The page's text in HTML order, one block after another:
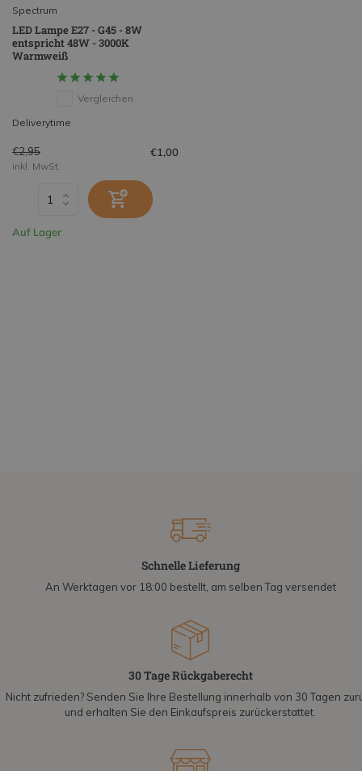
Spectrum
LED Lampe E27 - G45 - 8W
entspricht 48W - 3000K
Warmweiß
Vergleichen
Deliverytime
€2,95 €1,00
inkl. MwSt.
Auf Lager
Schnelle Lieferung
An Werktagen vor 18:00 bestellt, am selben Tag versendet
30 Tage Rückgaberecht
Nicht zufrieden? Senden Sie Ihre Bestellung innerhalb von 30 Tagen
und erhalten Sie den Einkaufspreis zurückerstattet.